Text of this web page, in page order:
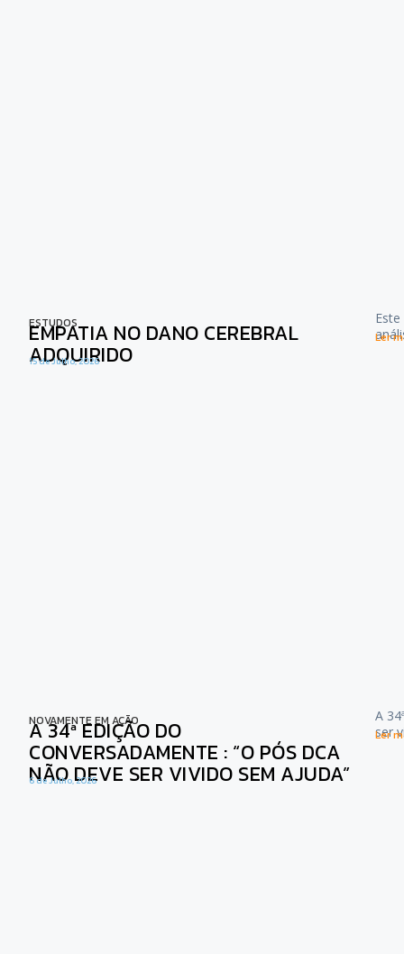
ESTUDOS
EMPATIA NO DANO CEREBRAL
ADQUIRIDO
15 de Julho, 2026
Ler
NOVAMENTE EM AÇÃO
A 34ª EDIÇÃO DO
CONVERSADAMENTE : “O PÓS DCA
NÃO DEVE SER VIVIDO SEM AJUDA”
6 de Julho, 2026
A
ser
Ler